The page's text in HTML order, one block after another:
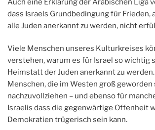
Auch eine Erklärung der Arabischen Liga
dass Israels Grundbedingung für Frieden,
alle Juden anerkannt zu werden, nicht
Viele Menschen unseres Kulturkreises
verstehen, warum es für Israel so wichtig
Heimstatt der Juden anerkannt zu
Menschen, die im Westen groß geworden
nachzuvollziehen – und ebenso für
Israelis dass die gegenwärtige Offenheit
Demokratien trügerisch sein kann.